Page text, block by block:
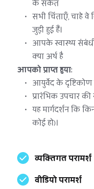
सभी चिंताएँ, चाहे
जुड़ी हुई हैं।
आपके स्वास्थ्य
क्या अर्थ है
आपको प्राप्त हुया:
आयुर्वेद के
प्रारंभिक उपचार
यह मार्गदर्शन कि
कोई हो)।
व्यक्तिगत परामर्श
वीडियो परामर्श